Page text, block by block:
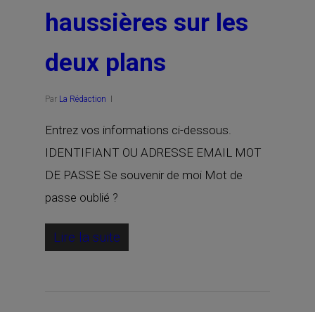
haussières sur les
deux plans
Par La Rédaction
Entrez vos informations ci-dessous.
IDENTIFIANT OU ADRESSE EMAIL MOT
DE PASSE Se souvenir de moi Mot de
passe oublié ?
Lire la suite